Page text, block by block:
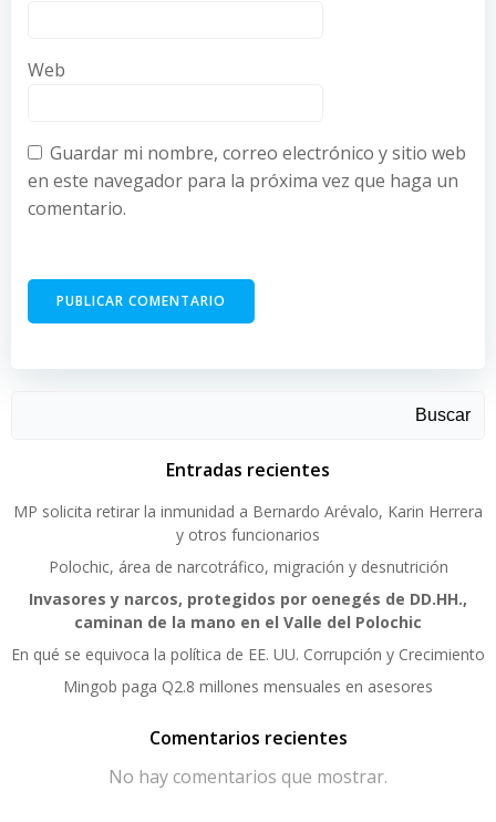
Web
Guardar mi nombre, correo electrónico y sitio web
en este navegador para la próxima vez que haga un
comentario.
Buscar
Entradas recientes
MP solicita retirar la inmunidad a Bernardo Arévalo, Karin Herrera
y otros funcionarios
Polochic, área de narcotráfico, migración y desnutrición
Invasores y narcos, protegidos por oenegés de DD.HH.,
caminan de la mano en el Valle del Polochic
En qué se equivoca la política de EE. UU. Corrupción y Crecimiento
Mingob paga Q2.8 millones mensuales en asesores
Comentarios recientes
No hay comentarios que mostrar.